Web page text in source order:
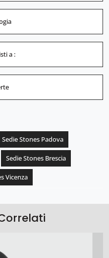
a :
Sedie Stones Padova
Sedie Stones Brescia
Vicenza